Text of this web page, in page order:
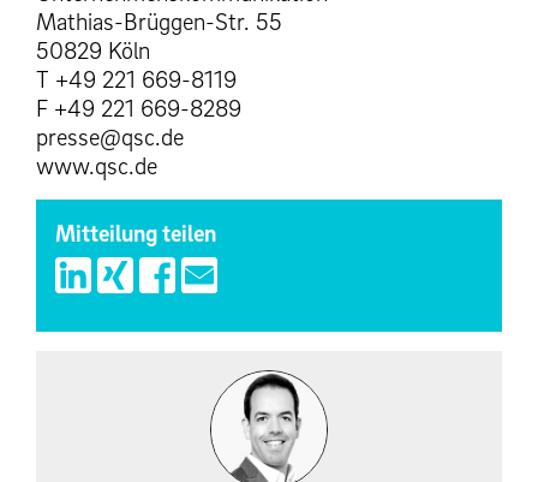
Mathias-Brüggen-Str. 55
50829 Köln
T +49 221 669-8119
F +49 221 669-8289
presse@qsc.de
www.qsc.de
Mitteilung teilen